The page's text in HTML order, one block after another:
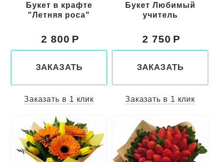
Букет в крафте
"Летняя роса"
2 800
ЗАКАЗАТЬ
Заказать в 1 клик
Букет Любимый
учитель
2 750
ЗАКАЗАТЬ
Заказать в 1 клик